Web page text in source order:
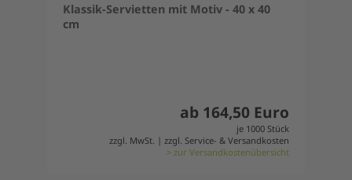
Klassik-Servietten mit Motiv - 40 x 40
cm
ab 164,50 Euro
je 1000 Stück
zzgl. MwSt. | zzgl. Service- & Versandkosten
> zur Versandkostenübersicht